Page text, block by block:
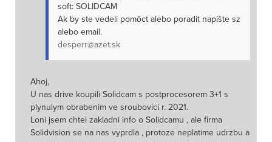
soft: SOLIDCAM
Ak by ste vedeli pomôct alebo poradit napíšte sz
alebo email.
desperr@azet.sk
Ahoj,
U nas drive koupili Solidcam s postprocesorem 3+1 s
plynulym obrabenim ve sroubovici r. 2021.
Loni jsem chtel zakladni info o Solidcamu , ale firma
Solidvision se na nas vyprdla , protoze neplatime udrzbu a